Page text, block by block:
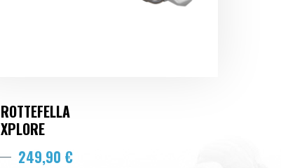
ROTTEFELLA
XPLORE
249,90 €